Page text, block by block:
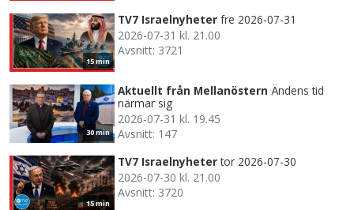
15 min
TV7 Israelnyheter fre 2026-07-31
2026-07-31 kl. 21.00
Avsnitt: 3721
30 min
Aktuellt från Mellanöstern Ändens tid
närmar sig
2026-07-31 kl. 19.45
Avsnitt: 147
15 min
TV7 Israelnyheter tor 2026-07-30
2026-07-30 kl. 21.00
Avsnitt: 3720